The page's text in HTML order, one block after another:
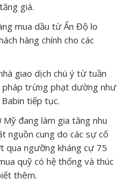
giá.
mua dầu từ Ấn Độ lo
hàng chính cho các
giao dịch chú ý từ tuần
pháp trừng phạt dường như
tiếp tục.
đang làm gia tăng nhu
nguồn cung do các sự cố
qua ngưỡng kháng cự 75
quỹ có hệ thống và thúc
thêm.